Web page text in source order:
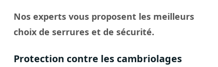
Nos experts vous proposent les meilleurs
choix de serrures et de sécurité.
Protection contre les cambriolages